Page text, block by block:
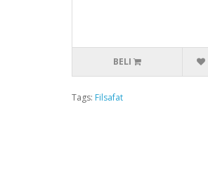
BELI
Tags: Filsafat